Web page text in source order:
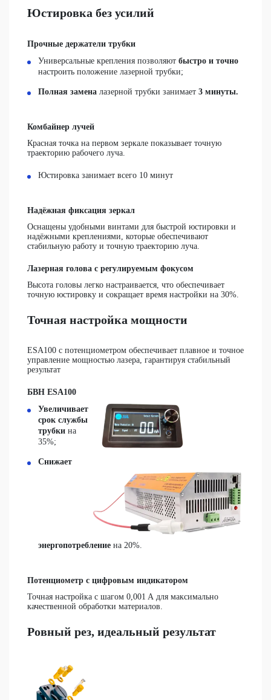
Юстировка без усилий
Прочные держатели трубки
Универсальные крепления позволяют быстро и точно
настроить положение лазерной трубки;
Полная замена лазерной трубки занимает 3 минуты.
Комбайнер лучей
Красная точка на первом зеркале показывает точную
траекторию рабочего луча.
Юстировка занимает всего 10 минут
Надёжная фиксация зеркал
Оснащены удобными винтами для быстрой юстировки и
надёжными креплениями, которые обеспечивают
стабильную работу и точную траекторию луча.
Лазерная голова с регулируемым фокусом
Высота головы легко настраивается, что обеспечивает
точную юстировку и сокращает время настройки на 30%.
Точная настройка мощности
ESA100 с потенциометром обеспечивает плавное и точное
управление мощностью лазера, гарантируя стабильный
результат
БВН ESA100
Увеличивает
срок службы
трубки на
35%;
Снижает
энергопотребление на 20%.
Потенциометр с цифровым индикатором
Точная настройка с шагом 0,001 А для максимально
качественной обработки материалов.
Ровный рез, идеальный результат